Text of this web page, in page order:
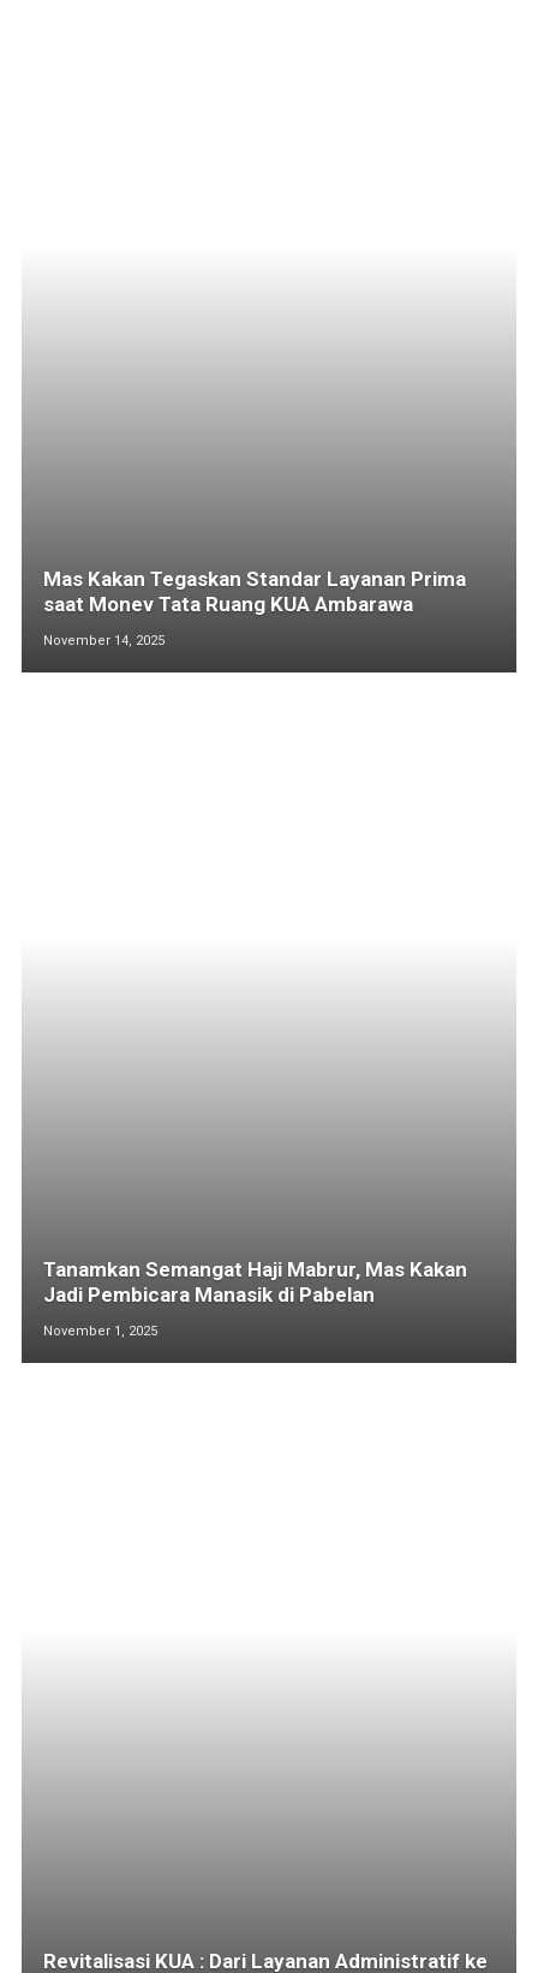
Mas Kakan Tegaskan Standar Layanan Prima
saat Monev Tata Ruang KUA Ambarawa
November 14, 2025
Tanamkan Semangat Haji Mabrur, Mas Kakan
Jadi Pembicara Manasik di Pabelan
November 1, 2025
Revitalisasi KUA : Dari Layanan Administratif ke